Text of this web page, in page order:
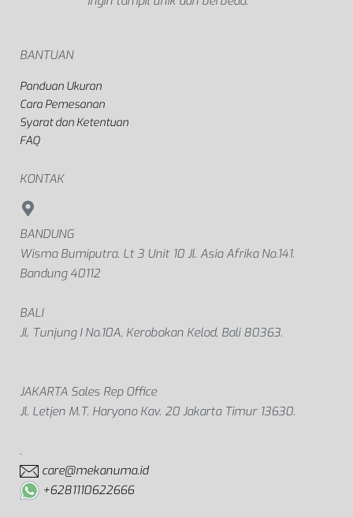
BANTUAN
Panduan Ukuran
Cara Pemesanan
Syarat dan Ketentuan
FAQ
KONTAK
BANDUNG
Wisma Bumiputra. Lt 3 Unit 10 Jl. Asia Afrika No.141.
Bandung 40112
BALI
Jl. Tunjung I No.10A, Kerobokan Kelod, Bali 80363.
JAKARTA Sales Rep Office
Jl. Letjen M.T. Haryono Kav. 20 Jakarta Timur 13630.
.
care@mekanuma.id
+6281110622666